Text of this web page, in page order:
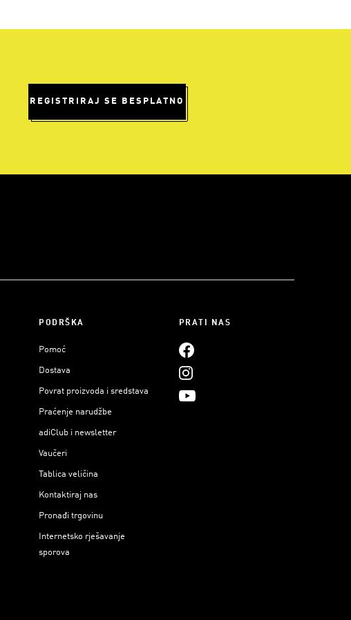
REGISTRIRAJ SE BESPLATNO
PODRŠKA
Pomoć
Dostava
Povrat proizvoda i sredstava
Praćenje narudžbe
adiClub i newsletter
Vaučeri
Tablica veličina
Kontaktiraj nas
Pronađi trgovinu
Internetsko rješavanje
sporova
PRATI NAS